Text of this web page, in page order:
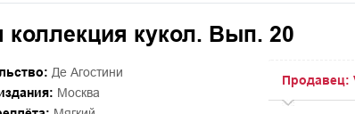
кукол. Вып. 20
Де Агостини
Москва
Продавец: